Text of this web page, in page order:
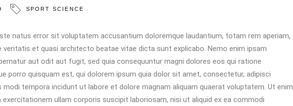
SPORT SCIENCE
natus error sit voluptatem accusantium doloremque laudantium, totam rem aperiam,
veritatis et quasi architecto beatae vitae dicta sunt explicabo. Nemo enim ipsam
aut odit aut fugit, sed quia consequuntur magni dolores eos qui ratione
porro quisquam est, qui dolorem ipsum quia dolor sit amet, consectetur, adipisci
modi tempora incidunt ut labore et dolore magnam aliquam quaerat voluptatem. Ut enim
ullam corporis suscipit laboriosam, nisi ut aliquid ex ea commodi